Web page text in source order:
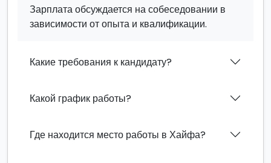
Зарплата обсуждается на собеседовании в
зависимости от опыта и квалификации.
Какие требования к кандидату?
Какой график работы?
Где находится место работы в Хайфа?